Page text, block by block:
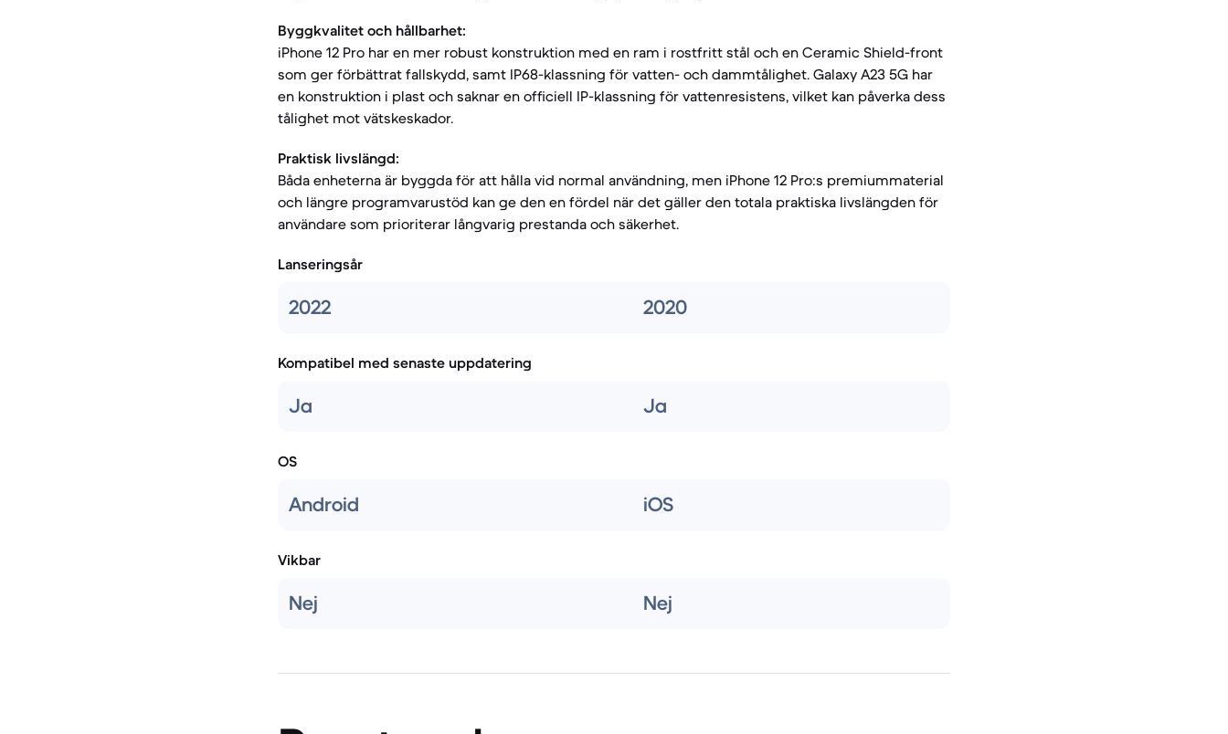
Byggkvalitet och hållbarhet:
iPhone 12 Pro har en mer robust konstruktion med en ram i rostfritt stål och en Ceramic Shield-front
som ger förbättrat fallskydd, samt IP68-klassning för vatten- och dammtålighet. Galaxy A23 5G har
en konstruktion i plast och saknar en officiell IP-klassning för vattenresistens, vilket kan påverka dess
tålighet mot vätskeskador.
Praktisk livslängd:
Båda enheterna är byggda för att hålla vid normal användning, men iPhone 12 Pro:s premiummaterial
och längre programvarustöd kan ge den en fördel när det gäller den totala praktiska livslängden för
användare som prioriterar långvarig prestanda och säkerhet.
Lanseringsår
2022 2020
Kompatibel med senaste uppdatering
Ja Ja
OS
Android iOS
Vikbar
Nej Nej